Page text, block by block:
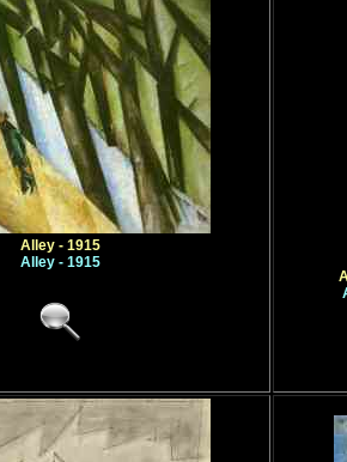
Alley - 1915
Alley - 1915